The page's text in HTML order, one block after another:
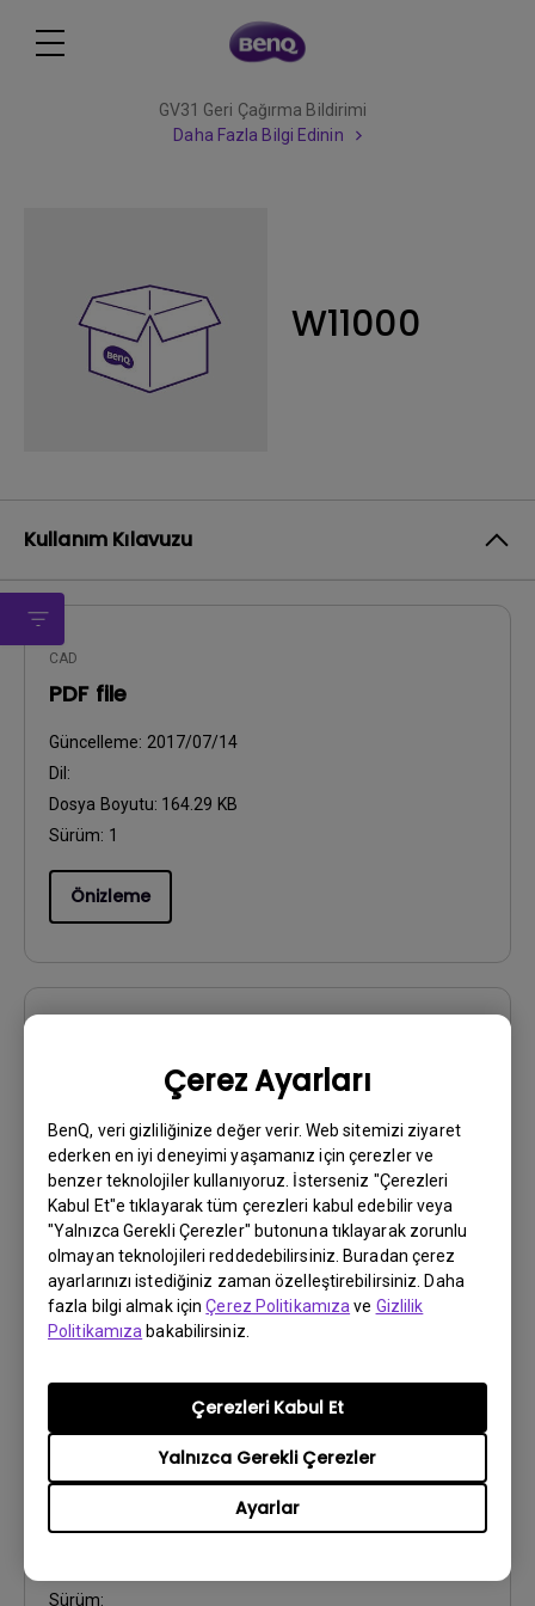
Çerez Ayarları
BenQ, veri gizliliğinize değer verir. Web sitemizi ziyaret
ederken en iyi deneyimi yaşamanız için çerezler ve
benzer teknolojiler kullanıyoruz. İsterseniz "Çerezleri
Kabul Et"e tıklayarak tüm çerezleri kabul edebilir veya
"Yalnızca Gerekli Çerezler" butonuna tıklayarak zorunlu
olmayan teknolojileri reddedebilirsiniz. Buradan çerez
ayarlarınızı istediğiniz zaman özelleştirebilirsiniz. Daha
fazla bilgi almak içinÇerez Politikamıza ve Gizlilik
Politikamıza bakabilirsiniz.
Ayarlar
Yalnızca Gerekli Çerezler
Çerezleri Kabul Et
GV31 Geri Çağırma Bildirimi
Daha Fazla Bilgi Edinin
W11000
Kullanım Kılavuzu
CAD
PDF file
Güncelleme: 2017/07/14
Dil:
Dosya Boyutu: 164.29 KB
Sürüm: 1
Önizleme
Hızlı Başlangıç Rehberi
Güncelleme:2017/01/11
Dil:Multi-Language
Dosya Boyutu:4.02 MB
Sürüm:
Önizleme
Kullanım Kılavuzu
2017/01/11
Dil:Turkish
Sürüm: